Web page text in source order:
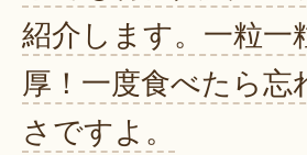
紹介します。一粒一
厚！一度食べたら
さですよ。